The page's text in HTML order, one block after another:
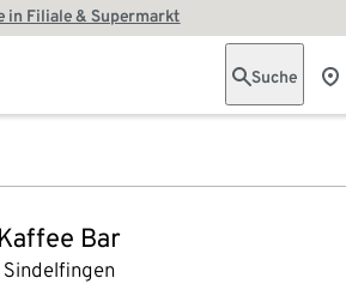
in Filiale & Supermarkt
Suche
Bar
Sindelfingen